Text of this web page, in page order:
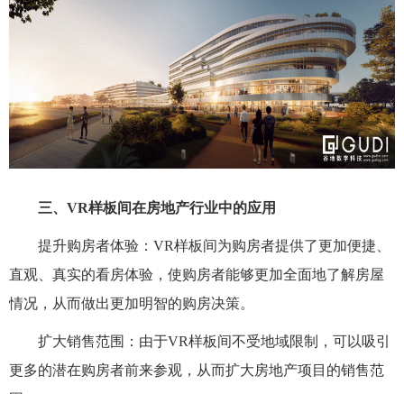
三、VR样板间在房地产行业中的应用
提升购房者体验：VR样板间为购房者提供了更加便捷、
直观、真实的看房体验，使购房者能够更加全面地了解房屋
情况，从而做出更加明智的购房决策。
扩大销售范围：由于VR样板间不受地域限制，可以吸引
更多的潜在购房者前来参观，从而扩大房地产项目的销售范